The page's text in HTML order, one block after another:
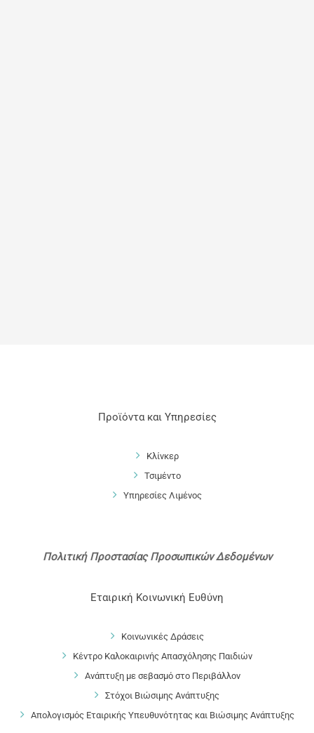
Προϊόντα και Υπηρεσίες
Κλίνκερ
Τσιμέντο
Υπηρεσίες Λιμένος
Πολιτική Προστασίας Προσωπικών Δεδομένων
Εταιρική Κοινωνική Ευθύνη
Κοινωνικές Δράσεις
Κέντρο Καλοκαιρινής Απασχόλησης Παιδιών
Ανάπτυξη με σεβασμό στο Περιβάλλον
Στόχοι Βιώσιμης Ανάπτυξης
Απολογισμός Εταιρικής Υπευθυνότητας και Βιώσιμης Ανάπτυξης